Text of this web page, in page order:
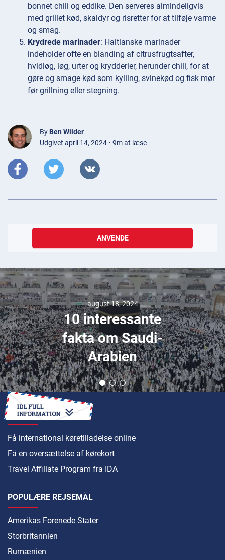
bonnet chili og eddike. Den serveres almindeligvis
med grillet kød, skaldyr og risretter for at tilføje varme
og smag.
Krydrede marinader: Haitianske marinader
indeholder ofte en blanding af citrusfrugtsafter,
hvidløg, løg, urter og krydderier, herunder chili, for at
gøre og smage kød som kylling, svinekød og fisk mør
før grillning eller stegning.
By Ben Wilder
Udgivet april 14, 2024 • 9m at læse
ANVENDE
august 18, 2024
10 interessante
fakta om Saudi-
Arabien
SÅDAN
Få international køretilladelse online
Få en oversættelse af kørekort
Travel Affiliate Program fra IDA
POPULÆRE REJSEMÅL
Amerikas Forenede Stater
Storbritannien
Rumænien